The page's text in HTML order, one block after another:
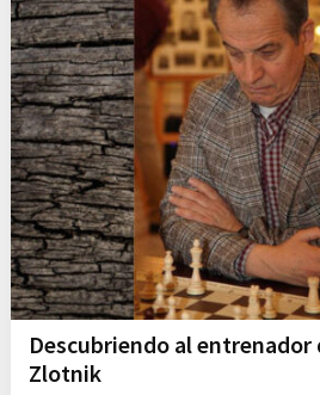
Descubriendo al entrenador
Zlotnik